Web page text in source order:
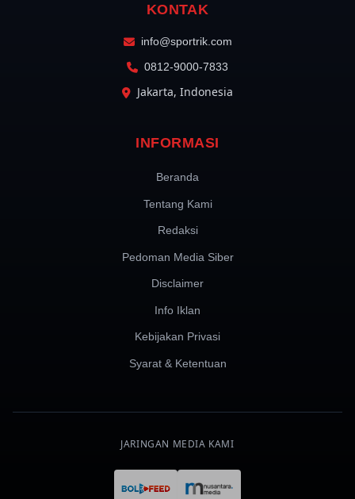
KONTAK
info@sportrik.com
0812-9000-7833
Jakarta, Indonesia
INFORMASI
Beranda
Tentang Kami
Redaksi
Pedoman Media Siber
Disclaimer
Info Iklan
Kebijakan Privasi
Syarat & Ketentuan
JARINGAN MEDIA KAMI